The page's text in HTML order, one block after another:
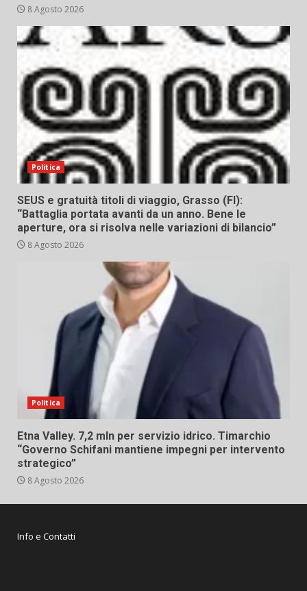
8 Agosto 2026
Politica
SEUS e gratuità titoli di viaggio, Grasso (FI):
“Battaglia portata avanti da un anno. Bene le
aperture, ora si risolva nelle variazioni di bilancio”
8 Agosto 2026
Politica
Etna Valley. 7,2 mln per servizio idrico. Timarchio
“Governo Schifani mantiene impegni per intervento
strategico”
8 Agosto 2026
Info e Contatti